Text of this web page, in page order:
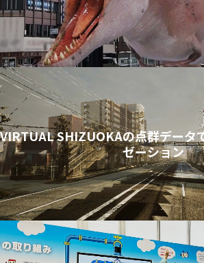
VIRTUAL SHIZUOKAの点群データ
ゼーション